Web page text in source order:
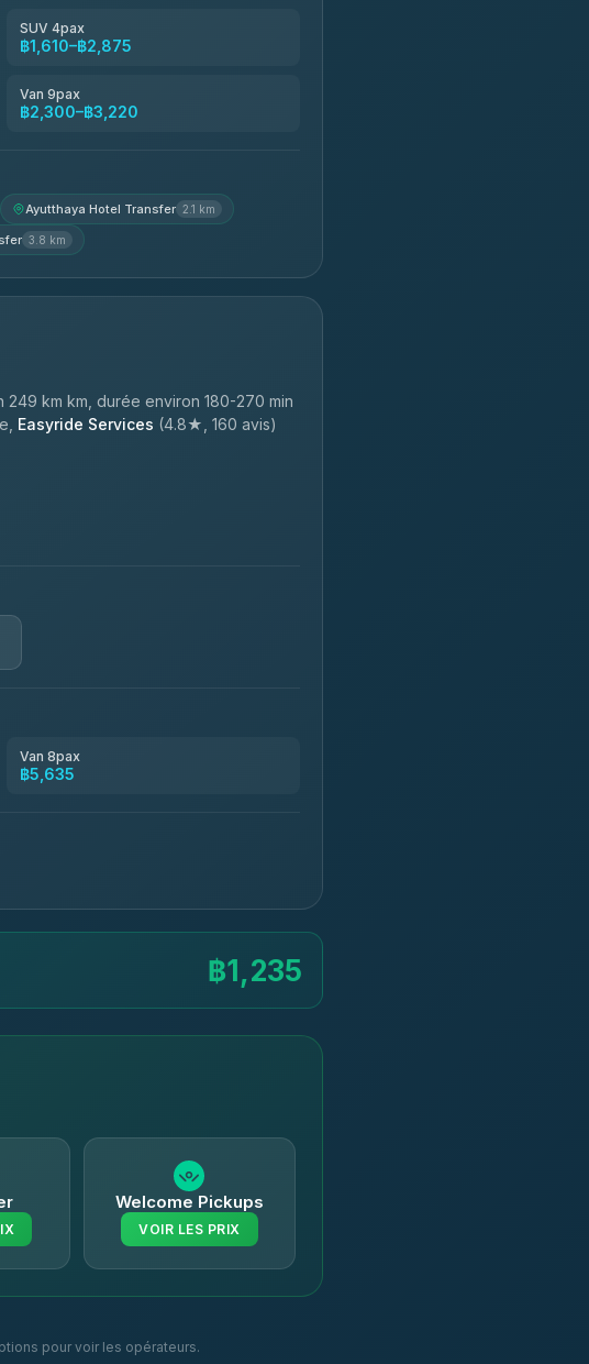
SUV 4pax
฿1,610–฿2,875
Van 9pax
฿2,300–฿3,220
Ayutthaya Hotel Transfer 2.1 km
3.8 km
249 km km, durée environ 180-270 min
Easyride Services (4.8★, 160 avis)
Van 8pax
฿5,635
฿1,235
Welcome Pickups
VOIR LES PRIX
pour voir les opérateurs.